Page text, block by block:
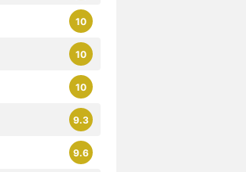
9.6
9.3
10
10
10